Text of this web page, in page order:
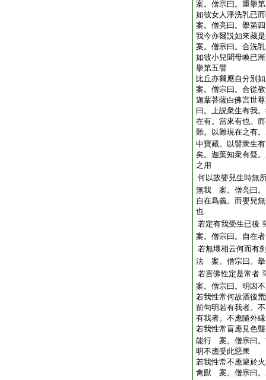
案。僧宗曰。重擧
如彼女人淨洗乳已
案。僧亮曰。擧第
我今亦爾説如來藏
案。僧宗曰。合洗
如彼小兒聞母喚已
擧第五譬
比丘亦爾應自分別
案。僧宗曰。合從
迦葉菩薩白佛言世
曰。上説衆生有我
在有。當來有也。
難。以難現在之有
中寶藏。以譬衆生
矣。迦葉知衆有疑
之用
何以故嬰兒生時無
無我 案。僧亮曰。
自在爲義。而嬰兒
也
若定有我受生已後
案。僧宗曰。自在
若無壞相云何而有
法 案。僧宗曰。擧
若言佛性定是常者
案。僧宗曰。明因
若我性常何故酒後
前句明若有我者。
有我者。不應隨外
若我性常盲應見色
能行 案。僧宗曰。
明不應受此惡果
若我性常不應避於
禽獸 案。僧宗曰。